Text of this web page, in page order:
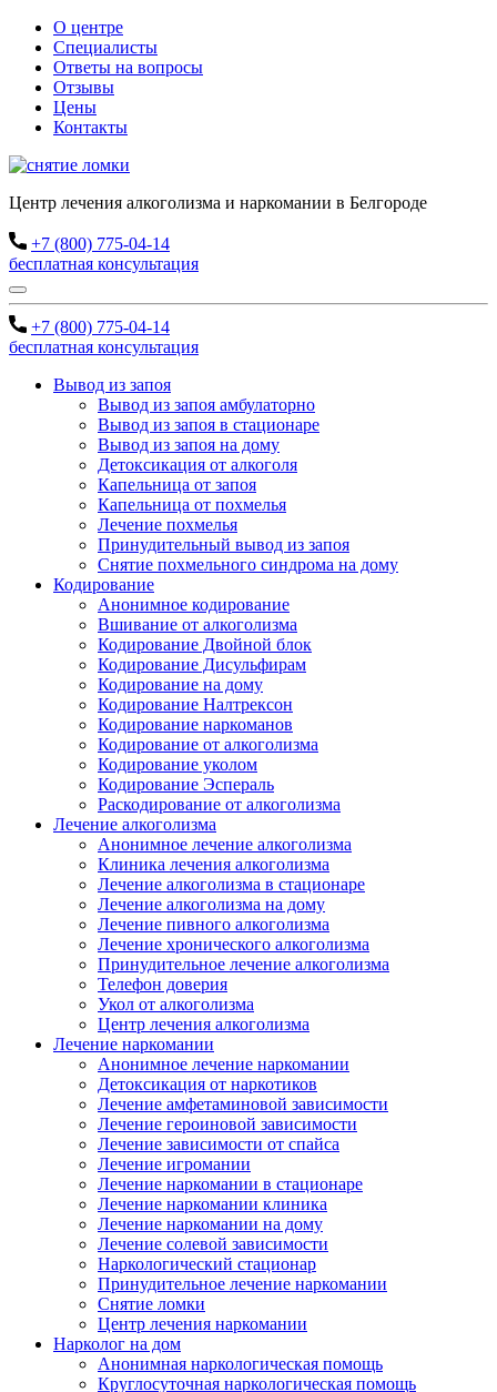
О центре
Специалисты
Ответы на вопросы
Отзывы
Цены
Контакты
Центр лечения алкоголизма и наркомании в Белгороде
+7 (800) 775-04-14
бесплатная консультация
+7 (800) 775-04-14
бесплатная консультация
Вывод из запоя
Вывод из запоя амбулаторно
Вывод из запоя в стационаре
Вывод из запоя на дому
Детоксикация от алкоголя
Капельница от запоя
Капельница от похмелья
Лечение похмелья
Принудительный вывод из запоя
Снятие похмельного синдрома на дому
Кодирование
Анонимное кодирование
Вшивание от алкоголизма
Кодирование Двойной блок
Кодирование Дисульфирам
Кодирование на дому
Кодирование Налтрексон
Кодирование наркоманов
Кодирование от алкоголизма
Кодирование уколом
Кодирование Эспераль
Раскодирование от алкоголизма
Лечение алкоголизма
Анонимное лечение алкоголизма
Клиника лечения алкоголизма
Лечение алкоголизма в стационаре
Лечение алкоголизма на дому
Лечение пивного алкоголизма
Лечение хронического алкоголизма
Принудительное лечение алкоголизма
Телефон доверия
Укол от алкоголизма
Центр лечения алкоголизма
Лечение наркомании
Анонимное лечение наркомании
Детоксикация от наркотиков
Лечение амфетаминовой зависимости
Лечение героиновой зависимости
Лечение зависимости от спайса
Лечение игромании
Лечение наркомании в стационаре
Лечение наркомании клиника
Лечение наркомании на дому
Лечение солевой зависимости
Наркологический стационар
Принудительное лечение наркомании
Снятие ломки
Центр лечения наркомании
Нарколог на дом
Анонимная наркологическая помощь
Круглосуточная наркологическая помощь